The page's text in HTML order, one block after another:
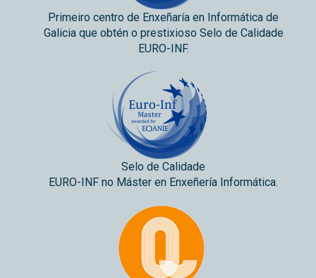
Primeiro centro de Enxeñaría en Informática de
Galicia que obtén o prestixioso Selo de Calidade
EURO-INF.
Selo de Calidade
EURO-INF no Máster en Enxeñería Informática.